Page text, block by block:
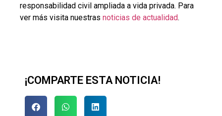
responsabilidad civil ampliada a vida privada. Para
ver más visita nuestras noticias de actualidad.
¡COMPARTE ESTA NOTICIA!